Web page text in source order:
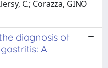
C.; Corazza, GINO
diagnosis of
A